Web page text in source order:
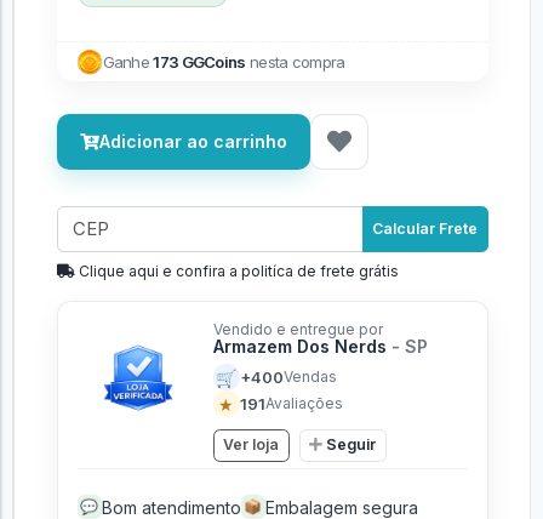
Ganhe173 GGCoins nesta compra
Adicionar ao carrinho
Calcular Frete
Clique aqui e confira a politíca de frete grátis
Vendido e entregue por
Armazem Dos Nerds - SP
🛒 +400Vendas
★ 191Avaliações
Ver loja Seguir
💬 Bom atendimento 📦 Embalagem segura